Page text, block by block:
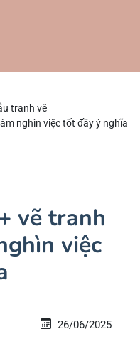
tranh vẽ
nghìn việc tốt đầy ý nghĩa
vẽ tranh
việc
26/06/2025